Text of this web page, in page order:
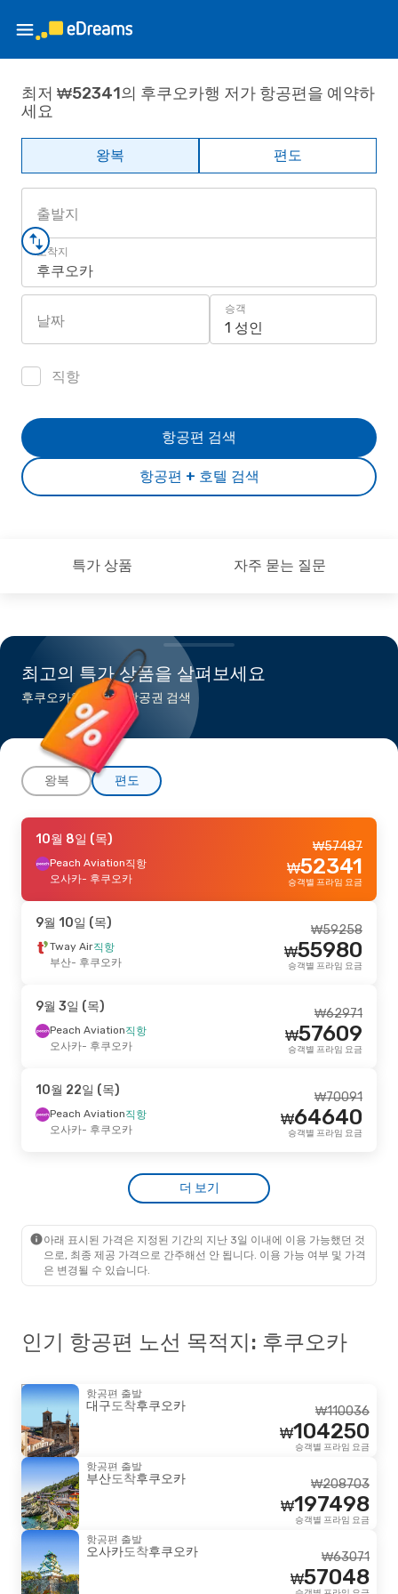
최저 ₩52341의 후쿠오카행 저가 항공편을 예약하
세요
왕복 편도
출발지
도착지
후쿠오카
날짜
승객
1 성인
직항
항공편 + 호텔 검색
항공편 검색
특가 상품 자주 묻는 질문
최고의 특가 상품을 살펴보세요
후쿠오카행 최저가 항공권 검색
왕복 편도
8월 25일 (화)
Tway Air직항
부산- 후쿠오카
147492
139404
₩
9월 20일 (일)
Tway Air직항
승객별 프라임 요금
Tway Air 직항
Tway Air
후쿠오카
- 대구 153660
승객별 프라임 요금
- 10월 1일 (목)
Tway Air직항
후쿠오카 - 서울 177350
₩
승객별 프라임 요금
10월 8일 (목)
Peach Aviation직항
오사카- 후쿠오카
57487
₩
52341
₩
승객별 프라임 요금
9월 10일 (목)
Tway Air직항
부산- 후쿠오카
59258
₩
55980
₩
승객별 프라임 요금
9월 3일 (목)
Peach Aviation직항
오사카- 후쿠오카
62971
₩
57609
₩
승객별 프라임 요금
10월 22일 (목)
Peach Aviation직항
오사카- 후쿠오카
70091
₩
64640
₩
승객별 프라임 요금
더 보기
아래 표시된 가격은 지정된 기간의 지난 3일 이내에 이용 가능했던 것
으로, 최종 제공 가격으로 간주해선 안 됩니다. 이용 가능 여부 및 가격
은 변경될 수 있습니다.
인기 항공편 노선 목적지: 후쿠오카
항공편 출발
대구도착후쿠오카 110036
₩
104250
₩
승객별 프라임 요금
항공편 출발
부산도착후쿠오카 208703
₩
197498
₩
승객별 프라임 요금
항공편 출발
오사카도착후쿠오카 63071
₩
57048
₩